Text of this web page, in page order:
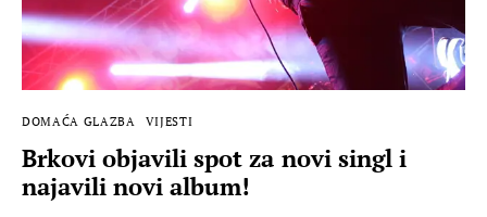
DOMAĆA GLAZBA VIJESTI
Brkovi objavili spot za novi singl i
najavili novi album!